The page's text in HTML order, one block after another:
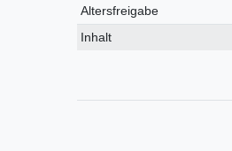
Altersfreigabe
Inhalt